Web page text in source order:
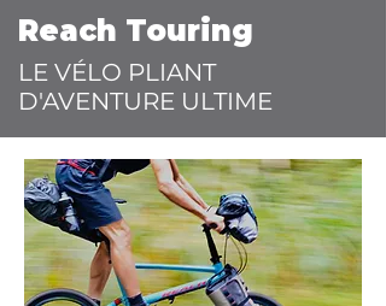
Reach Touring
LE VÉLO PLIANT
D'AVENTURE ULTIME